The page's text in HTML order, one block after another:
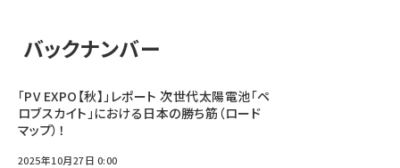
バックナンバー
「PV EXPO【秋】」レポート 次世代太陽電池「ペ
ロブスカイト」における日本の勝ち筋（ロード
マップ）！
2025年10月27日 0:00